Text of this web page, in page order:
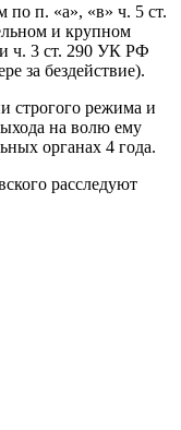
по п. «а», «в» ч. 5 ст.
и крупном
и ч. 3 ст. 290 УК РФ
за бездействие).
строгого режима и
на волю ему
органах 4 года.
расследуют